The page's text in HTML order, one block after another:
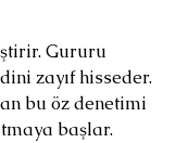
Gururu
zayıf hisseder.
bu öz denetimi
başlar.